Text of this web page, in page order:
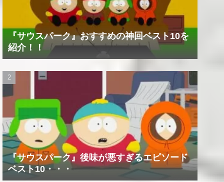
『サウスパーク』おすすめの神回ベスト10を
紹介！！
『サウスパーク』後味が悪すぎるエピソード
ベスト10・・・